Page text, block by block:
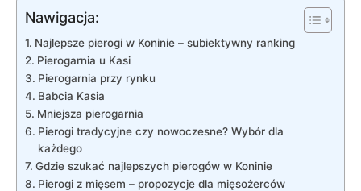
Nawigacja:
Najlepsze‍ pierogi w Koninie⁤ – subiektywny ranking
Pierogarnia u Kasi
Pierogarnia przy‌ rynku
Babcia Kasia
Mniejsza pierogarnia
Pierogi tradycyjne czy⁢ nowoczesne? Wybór dla
każdego
Gdzie szukać najlepszych pierogów⁢ w Koninie
Pierogi z mięsem ‌– propozycje dla mięsożerców